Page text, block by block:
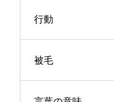
行動
被毛